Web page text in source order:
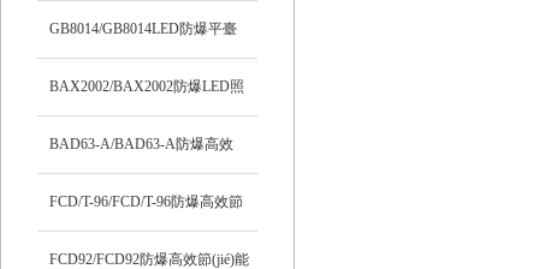
GB8014/GB8014LED防爆平臺
(tái)燈
BAX2002/BAX2002防爆LED照
明燈
BAD63-A/BAD63-A防爆高效
LED燈
FCD/T-96/FCD/T-96防爆高效節
(jié)能LED燈
FCD92/FCD92防爆高效節(jié)能